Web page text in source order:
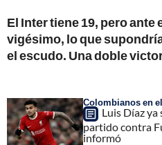
El Inter tiene 19, pero ante
vigésimo, lo que
el escudo. Una doble
Colombianos en
Luis Díaz ya
partido contra
informó